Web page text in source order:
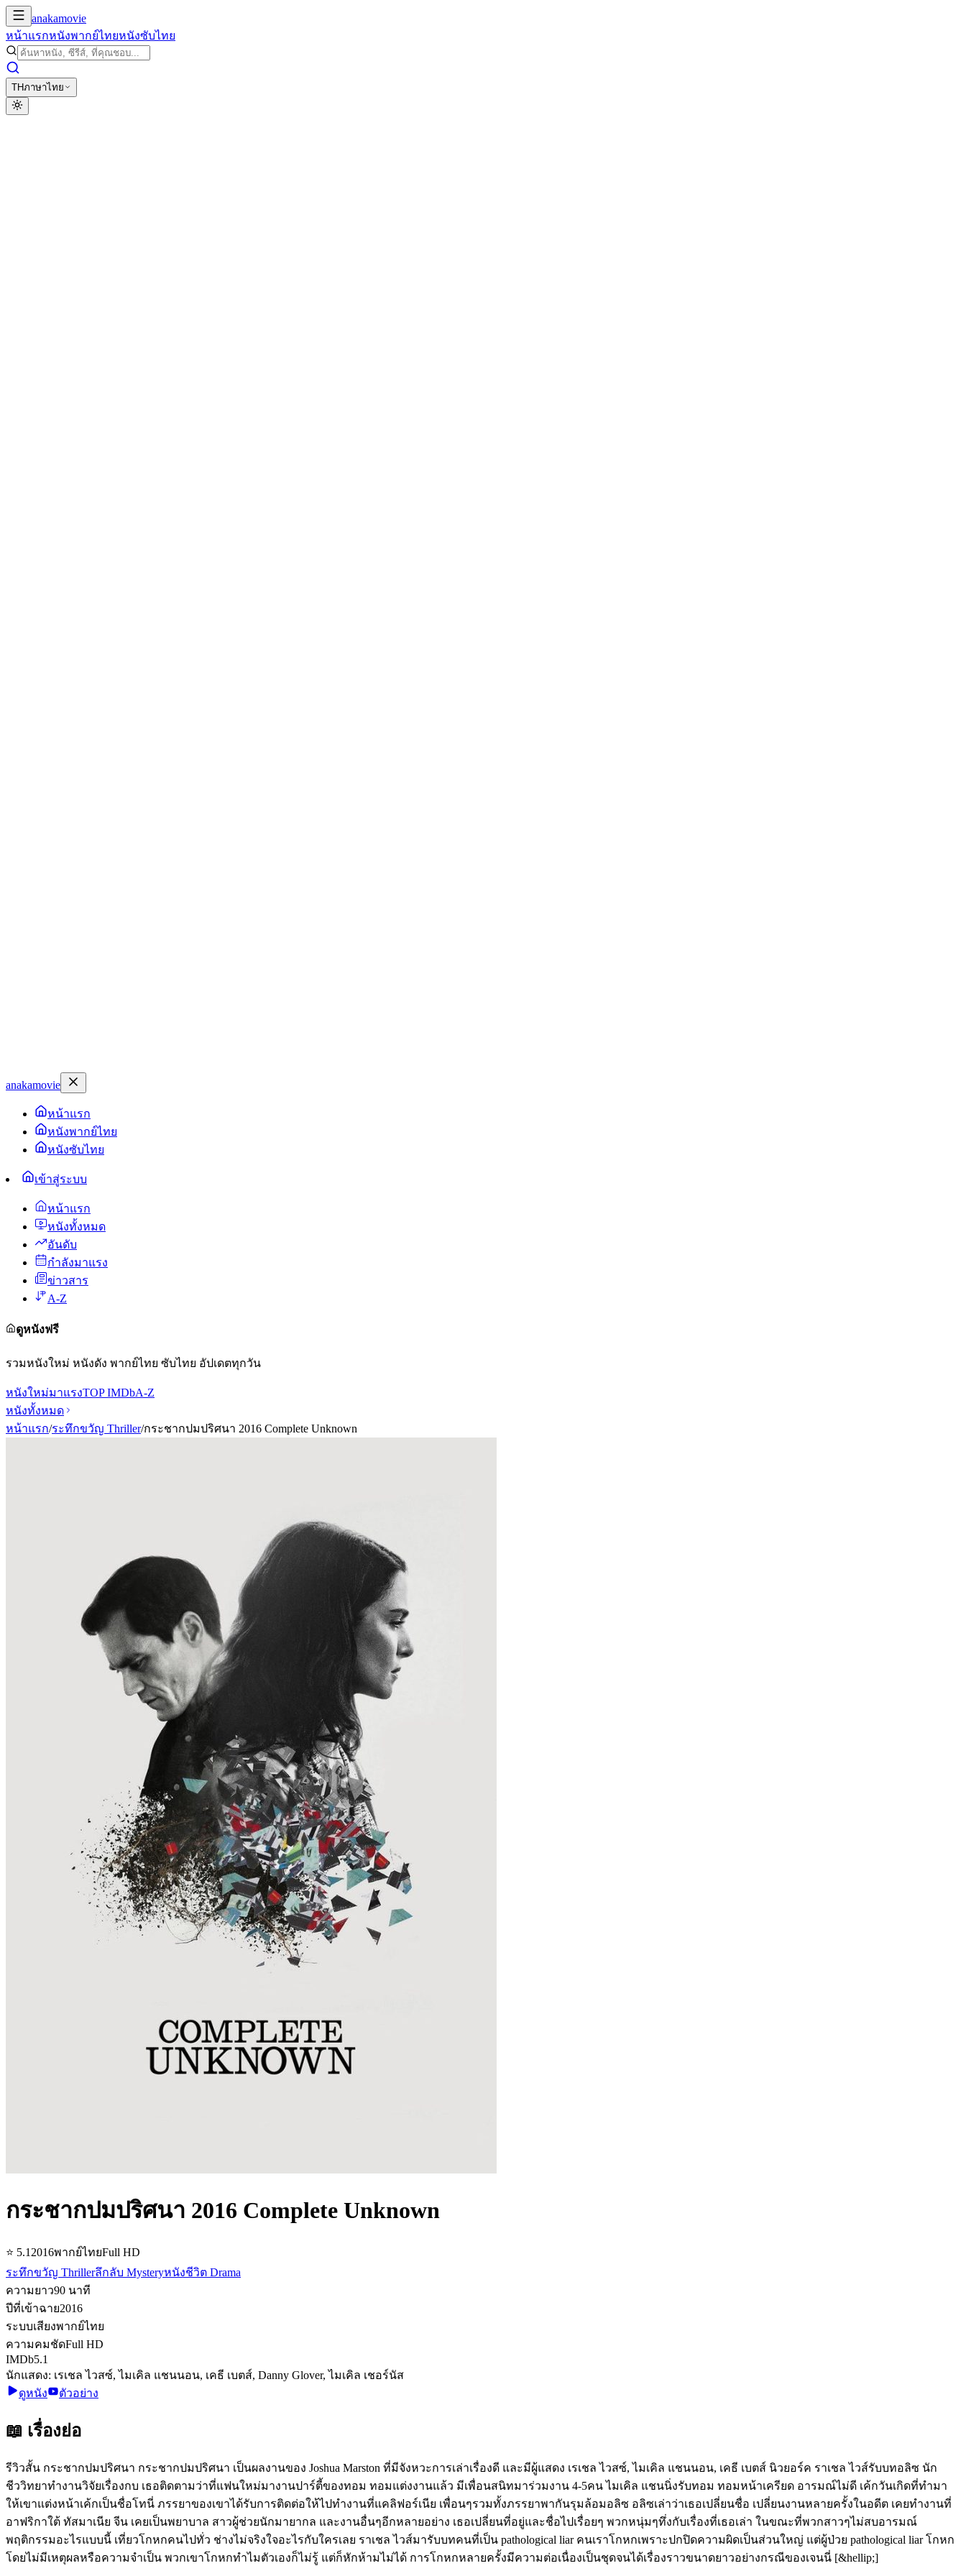
anakamovie
หน้าแรกหนังพากย์ไทยหนังซับไทย
THภาษาไทย
anakamovie
หน้าแรก
หนังพากย์ไทย
หนังซับไทย
เข้าสู่ระบบ
หน้าแรก
หนังทั้งหมด
อันดับ
กำลังมาแรง
ข่าวสาร
A-Z
ดูหนังฟรี
รวมหนังใหม่ หนังดัง พากย์ไทย ซับไทย อัปเดตทุกวัน
หนังใหม่มาแรงTOP IMDbA-Z
หนังทั้งหมด
หน้าแรก/ระทึกขวัญ Thriller/กระชากปมปริศนา 2016 Complete Unknown
กระชากปมปริศนา 2016 Complete Unknown
⭐ 5.12016พากย์ไทยFull HD
ระทึกขวัญ Thrillerลึกลับ Mysteryหนังชีวิต Drama
ความยาว90 นาที
ปีที่เข้าฉาย2016
ระบบเสียงพากย์ไทย
ความคมชัดFull HD
IMDb5.1
นักแสดง: เรเชล ไวสซ์, ไมเคิล แชนนอน, เคธี เบตส์, Danny Glover, ไมเคิล เชอร์นัส
ดูหนัง
ตัวอย่าง
📖 เรื่องย่อ
รีวิวสั้น กระชากปมปริศนา กระชากปมปริศนา เป็นผลงานของ Joshua Marston ที่มีจังหวะการเล่าเรื่องดี และมีผู้แสดง เรเชล ไวสซ์, ไมเคิล แชนนอน, เคธี เบตส์ นิวยอร์ค ราเชล ไวส์รับบทอลิซ นัก
ชีววิทยาทำงานวิจัยเรื่องกบ เธอติดตามว่าที่แฟนใหม่มางานปาร์ตี้ของทอม ทอมแต่งงานแล้ว มีเพื่อนสนิทมาร่วมงาน 4-5คน ไมเคิล แชนนิ่งรับทอม ทอมหน้าเครียด อารมณ์ไม่ดี เค้กวันเกิดที่ทำมา
ให้เขาแต่งหน้าเค้กเป็นชื่อโทนี่ ภรรยาของเขาได้รับการติดต่อให้ไปทำงานที่แคลิฟอร์เนีย เพื่อนๆรวมทั้งภรรยาพากันรุมล้อมอลิซ อลิซเล่าว่าเธอเปลี่ยนชื่อ เปลี่ยนงานหลายครั้งในอดีต เคยทำงานที่
อาฟริกาใต้ ทัสมาเนีย จีน เคยเป็นพยาบาล สาวผู้ช่วยนักมายากล และงานอื่นๆอีกหลายอย่าง เธอเปลี่ยนที่อยู่และชื่อไปเรื่อยๆ พวกหนุ่มๆทึ่งกับเรื่องที่เธอเล่า ในขณะที่พวกสาวๆไม่สบอารมณ์
พฤติกรรมอะไรแบบนี้ เที่ยวโกหกคนไปทั่ว ช่างไม่จริงใจอะไรกับใครเลย ราเชล ไวส์มารับบทคนที่เป็น pathological liar คนเราโกหกเพราะปกปิดความผิดเป็นส่วนใหญ่ แต่ผู้ป่วย pathological liar โกหก
โดยไม่มีเหตุผลหรือความจำเป็น พวกเขาโกหกทำไมตัวเองก็ไม่รู้ แต่ก็หักห้ามไม่ได้ การโกหกหลายครั้งมีความต่อเนื่องเป็นชุดจนได้เรื่องราวขนาดยาวอย่างกรณีของเจนนี่ [&hellip;]